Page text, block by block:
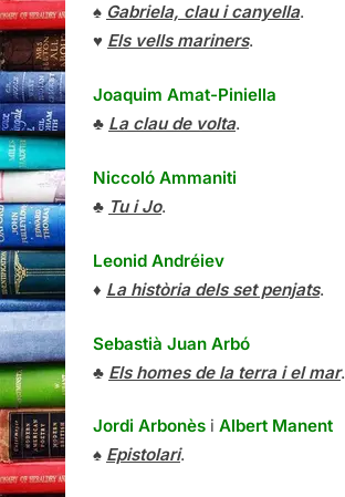
♠ Gabriela, clau i canyella.
♥ Els vells mariners.
Joaquim Amat-Piniella
♣ La clau de volta.
Niccoló Ammaniti
♣ Tu i Jo.
Leonid Andréiev
♦ La història dels set penjats.
Sebastià Juan Arbó
♣ Els homes de la terra i el mar.
Jordi Arbonès i Albert Manent
♠ Epistolari.